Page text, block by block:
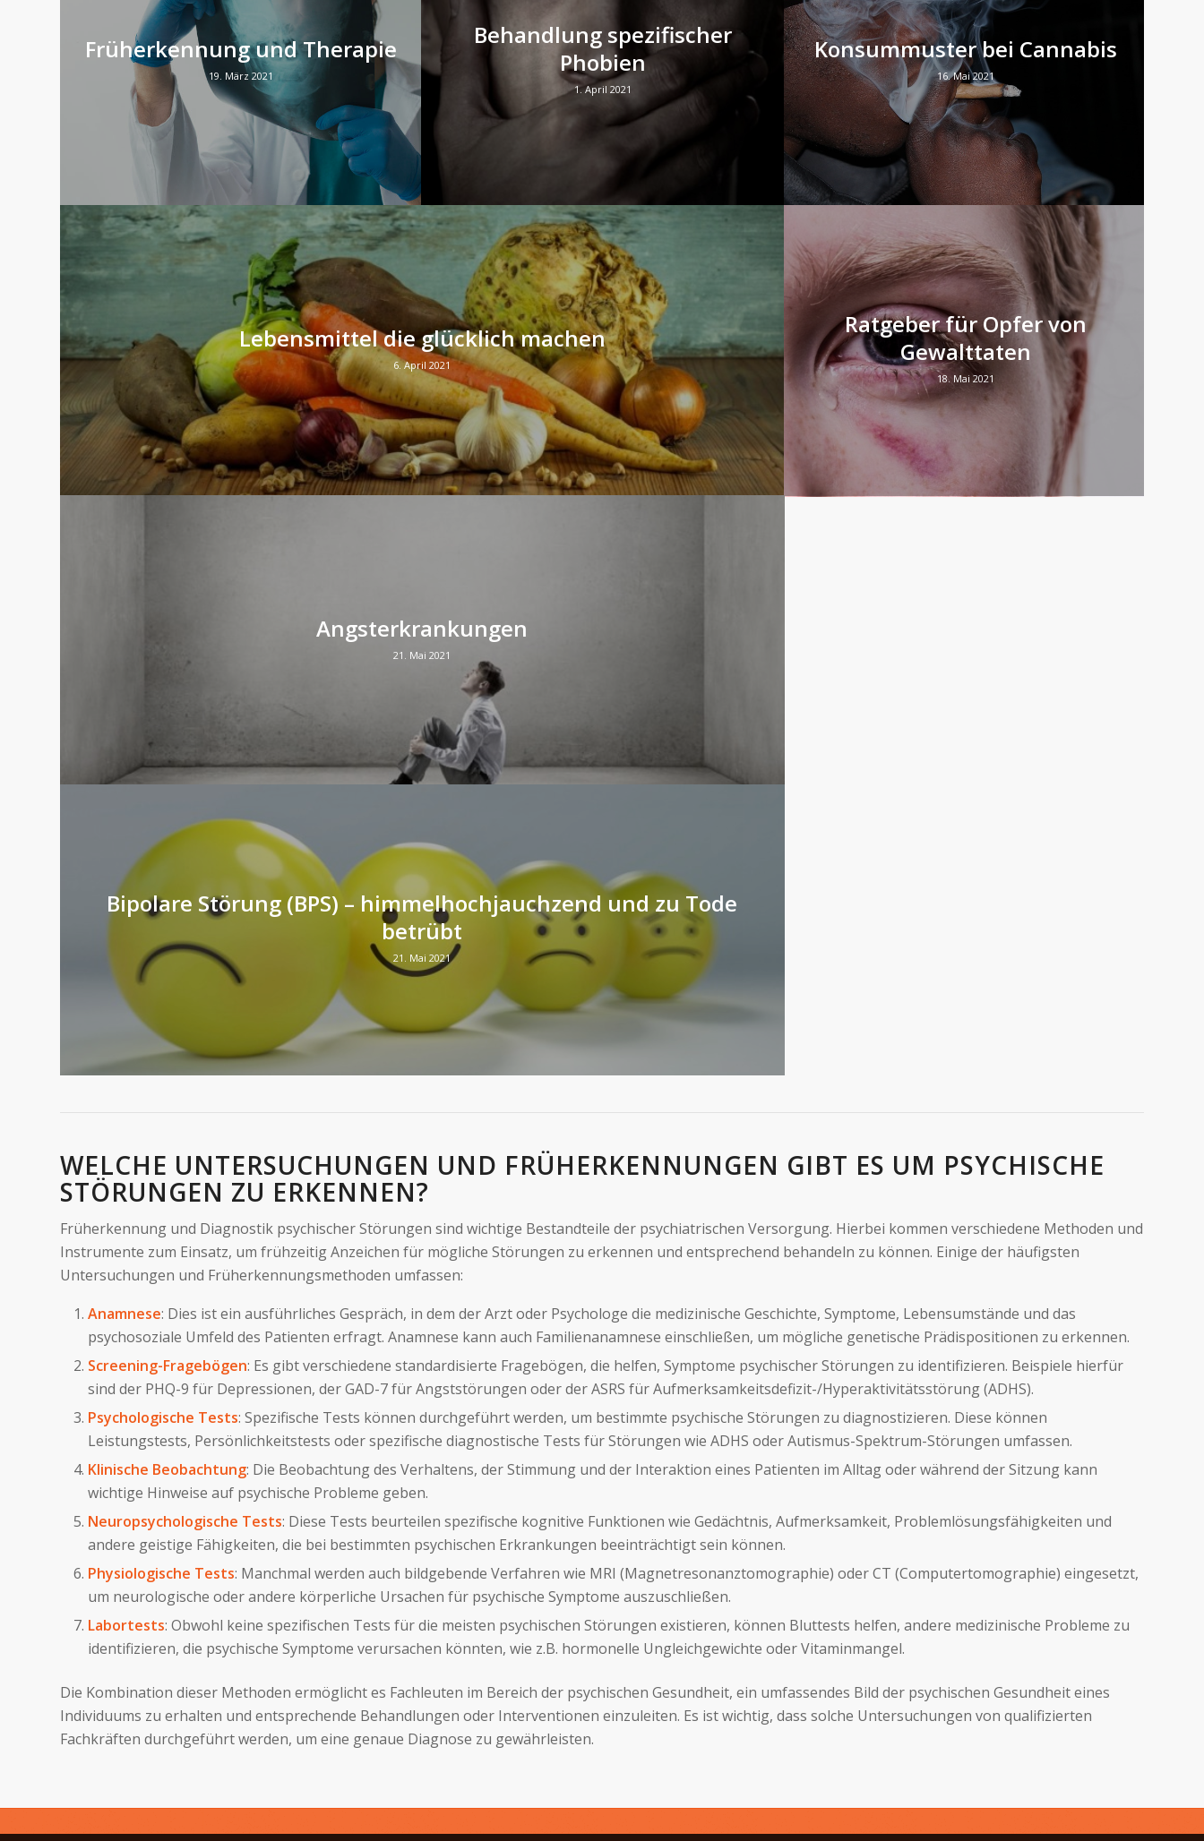
Früherkennung und Therapie
19. März 2021
Behandlung spezifischer
Phobien
1. April 2021
Lebensmittel die glücklich machen
6. April 2021
Konsummuster bei Cannabis
16. Mai 2021
Ratgeber für Opfer von
Gewalttaten
18. Mai 2021
Angsterkrankungen
21. Mai 2021
Bipolare Störung (BPS) – himmelhochjauchzend und zu Tode
betrübt
21. Mai 2021
WELCHE UNTERSUCHUNGEN UND FRÜHERKENNUNGEN GIBT ES UM PSYCHISCHE
STÖRUNGEN ZU ERKENNEN?
Früherkennung und Diagnostik psychischer Störungen sind wichtige Bestandteile der psychiatrischen Versorgung. Hierbei kommen verschiedene Methoden und
Instrumente zum Einsatz, um frühzeitig Anzeichen für mögliche Störungen zu erkennen und entsprechend behandeln zu können. Einige der häufigsten
Untersuchungen und Früherkennungsmethoden umfassen:
Anamnese: Dies ist ein ausführliches Gespräch, in dem der Arzt oder Psychologe die medizinische Geschichte, Symptome, Lebensumstände und das
psychosoziale Umfeld des Patienten erfragt. Anamnese kann auch Familienanamnese einschließen, um mögliche genetische Prädispositionen zu erkennen.
Screening-Fragebögen: Es gibt verschiedene standardisierte Fragebögen, die helfen, Symptome psychischer Störungen zu identifizieren. Beispiele hierfür
sind der PHQ-9 für Depressionen, der GAD-7 für Angststörungen oder der ASRS für Aufmerksamkeitsdefizit-/Hyperaktivitätsstörung (ADHS).
Psychologische Tests: Spezifische Tests können durchgeführt werden, um bestimmte psychische Störungen zu diagnostizieren. Diese können
Leistungstests, Persönlichkeitstests oder spezifische diagnostische Tests für Störungen wie ADHS oder Autismus-Spektrum-Störungen umfassen.
Klinische Beobachtung: Die Beobachtung des Verhaltens, der Stimmung und der Interaktion eines Patienten im Alltag oder während der Sitzung kann
wichtige Hinweise auf psychische Probleme geben.
Neuropsychologische Tests: Diese Tests beurteilen spezifische kognitive Funktionen wie Gedächtnis, Aufmerksamkeit, Problemlösungsfähigkeiten und
andere geistige Fähigkeiten, die bei bestimmten psychischen Erkrankungen beeinträchtigt sein können.
Physiologische Tests: Manchmal werden auch bildgebende Verfahren wie MRI (Magnetresonanztomographie) oder CT (Computertomographie) eingesetzt,
um neurologische oder andere körperliche Ursachen für psychische Symptome auszuschließen.
Labortests: Obwohl keine spezifischen Tests für die meisten psychischen Störungen existieren, können Bluttests helfen, andere medizinische Probleme zu
identifizieren, die psychische Symptome verursachen könnten, wie z.B. hormonelle Ungleichgewichte oder Vitaminmangel.
Die Kombination dieser Methoden ermöglicht es Fachleuten im Bereich der psychischen Gesundheit, ein umfassendes Bild der psychischen Gesundheit eines
Individuums zu erhalten und entsprechende Behandlungen oder Interventionen einzuleiten. Es ist wichtig, dass solche Untersuchungen von qualifizierten
Fachkräften durchgeführt werden, um eine genaue Diagnose zu gewährleisten.